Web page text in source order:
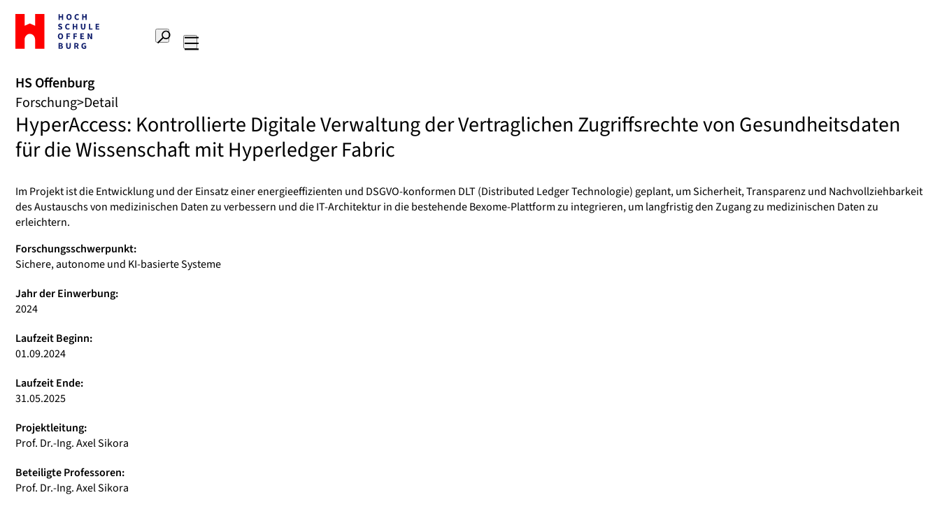
Zur
Startseite
Hochschule
Suche
HS Offenburg
Forschung Detail
HyperAccess: Kontrollierte Digitale Verwaltung der Vertraglichen Zugriffsrechte von Gesundheitsdaten
für die Wissenschaft mit Hyperledger Fabric
Im Projekt ist die Entwicklung und der Einsatz einer energieeffizienten und DSGVO-konformen DLT (Distributed Ledger Technologie) geplant, um Sicherheit, Transparenz und Nachvollziehbarkeit
des Austauschs von medizinischen Daten zu verbessern und die IT-Architektur in die bestehende Bexome-Plattform zu integrieren, um langfristig den Zugang zu medizinischen Daten zu
erleichtern.
Forschungsschwerpunkt:
Sichere, autonome und KI-basierte Systeme
Jahr der Einwerbung:
2024
Laufzeit Beginn:
01.09.2024
Laufzeit Ende:
31.05.2025
Projektleitung:
Prof. Dr.-Ing. Axel Sikora
Beteiligte Professoren:
Prof. Dr.-Ing. Axel Sikora